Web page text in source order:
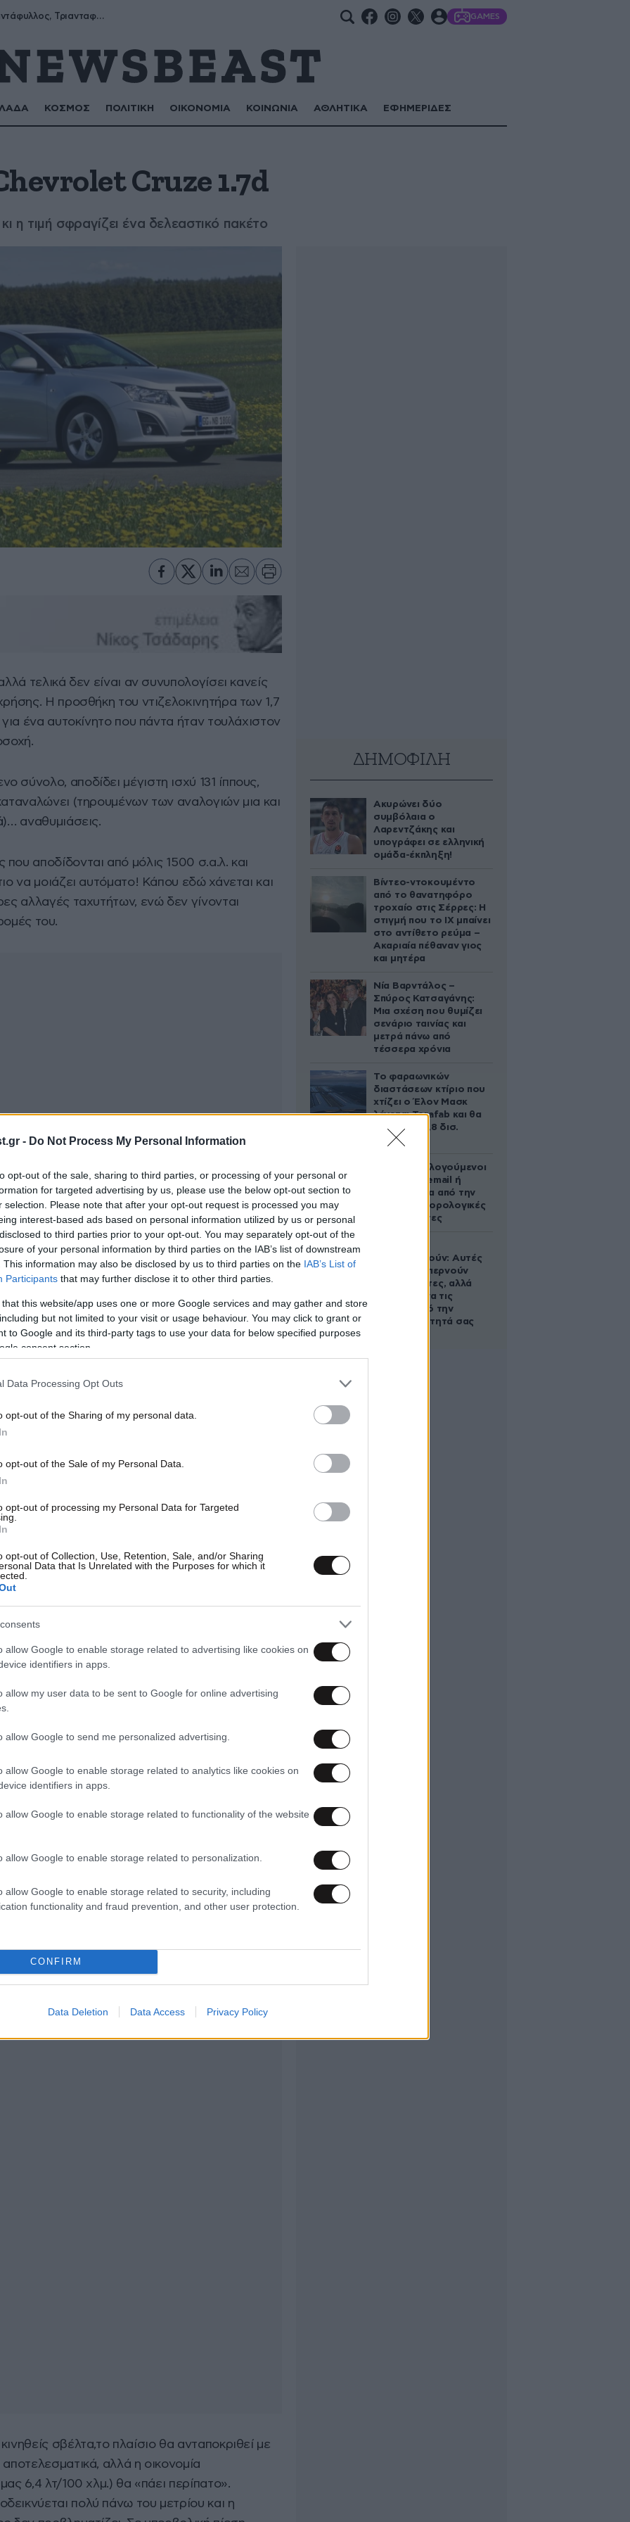
- Do Not Process My Personal Information
opt-out of the sale, sharing to third parties, or processing of your personal or
for targeted advertising by us, please use the below opt-out section to
selection. Please note that after your opt-out request is processed you may
interest-based ads based on personal information utilized by us or personal
to third parties prior to your opt-out. You may separately opt-out of the
of your personal information by third parties on the IAB’s list of downstream
This information may also be disclosed by us to third parties on the IAB’s List of
Participants that may further disclose it to other third parties.
that this website/app uses one or more Google services and may gather and store
but not limited to your visit or usage behaviour. You may click to grant or
to Google and its third-party tags to use your data for below specified purposes
consent section.
Data Processing Opt Outs
opt-out of the Sharing of my personal data.
opt-out of the Sale of my Personal Data.
opt-out of processing my Personal Data for Targeted
opt-out of Collection, Use, Retention, Sale, and/or Sharing
Data that Is Unrelated with the Purposes for which it
allow Google to enable storage related to advertising like cookies on
identifiers in apps.
allow my user data to be sent to Google for online advertising
allow Google to send me personalized advertising.
allow Google to enable storage related to analytics like cookies on
identifiers in apps.
allow Google to enable storage related to functionality of the website
allow Google to enable storage related to personalization.
allow Google to enable storage related to security, including
functionality and fraud prevention, and other user protection.
CONFIRM
Data Deletion Data Access Privacy Policy
Μύρων, Τριαντάφυλλος, Τριανταφυλλιά, Φυλλιώ, Ρόζα GAMES
ΚΟΣΜΟΣ ΠΟΛΙΤΙΚΗ ΟΙΚΟΝΟΜΙΑ ΚΟΙΝΩΝΙΑ ΑΘΛΗΤΙΚΑ ΕΦΗΜΕΡΙΔΕΣ
Cruze 1.7d
η τιμή σφραγίζει ένα δελεαστικό πακέτο
τελικά δεν είναι αν συνυπολογίσει κανείς
Η προσθήκη του ντιζελοκινητήρα των 1,7
για ένα αυτοκίνητο που πάντα ήταν τουλάχιστον
σύνολο, αποδίδει μέγιστη ισχύ 131 ίππους,
(τηρουμένων των αναλογιών μια και
αναθυμιάσεις.
αποδίδονται από μόλις 1500 σ.α.λ. και
να μοιάζει αυτόματο! Κάπου εδώ χάνεται και
αλλαγές ταχυτήτων, ενώ δεν γίνονται
του.
πολύ καλή για σχεδόν κάθε
επιβάτες δύσκολα θα στριμωχτούν. Όσον
τον κατατάσσουμε στο μέσο όρο της
θέλουν «κούρσα» (αυτοκίνητο τριών
συμπατριώτες μας χαρακτηρίζουν τα
επέμβαση η εξωτερική εμφάνιση έχει
εμπρός και λιγότερο στον πίσω
βελτιώθηκε, το ίδιο και το φινίρισμα των
ως επί το πλείστον. Αντίθετα το ταμπλό
στο μάτι καλύτερο από αυτά με ακριβότερα
τα πάντα. Αερόσακοι (6), ESP, ηλεκτρικά
κλιματισμός, cruise control, ζάντες
και σύστημα stop/start.
να οδηγείς το Cruze 1.7 diesel, δυο
τραχύς ήχος του κινητήρα που παραπέμπει σε
το σύνολο αποδίδει εφόλης της ύλης πολύ
βλέποντάς το ή διαβάζοντας τα θεωρητικά
η ποιότητα κύλισης και η ηχομόνωση,
με την μεγάλη οθόνη αφής του
δυνατότητα σύνδεσης με το Smartphone
συνολικά την εικόνα του
σβέλτα,το πλαίσιο θα ανταποκριθεί με
αλλά η οικονομία
6,4 λτ/100 χλμ.) θα «πάει περίπατο».
πολύ πάνω του μετρίου και η
ΔΗΜΟΦΙΛΗ
Ακυρώνει δύο
συμβόλαια ο
Λαρεντζάκης και
υπογράφει σε ελληνική
ομάδα-έκπληξη!
Βίντεο-ντοκουμέντο
από το θανατηφόρο
τροχαίο στις Σέρρες: Η
στιγμή που το ΙΧ μπαίνει
στο αντίθετο ρεύμα –
Ακαριαία πέθαναν γιος
και μητέρα
Νία Βαρντάλος –
Σπύρος Κατσαγάνης:
Μια σχέση που θυμίζει
σενάριο ταινίας και
μετρά πάνω από
τέσσερα χρόνια
Το φαραωνικών
διαστάσεων κτίριο που
χτίζει ο Έλον Μασκ
λέγεται Terafab και θα
κοστίσει 16,8 δισ.
δολάρια
Ποιοι φορολογούμενοι
θα λάβουν email ή
τηλεφώνημα από την
ΑΑΔΕ για φορολογικές
εκκρεμότητες
προειδοποιούν: Αυτές
οι τροφές, περνούν
απαρατήρητες, αλλά
καλό είναι να τις
βγάλετε από την
καθημερινότητά σας